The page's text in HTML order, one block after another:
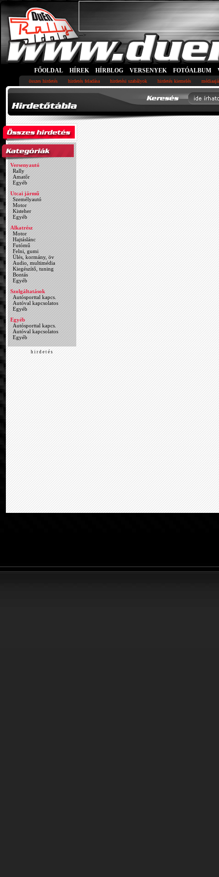
-->
FŐOLDAL HÍREK HÍRBLOG VERSENYEK FOTÓALBUM
összes hirdetés hirdetés feladása hirdetési szabályok hirdetés kiemelés
Versenyautó
Rally
Amatőr
Egyéb
Utcai jármű
Személyautó
Motor
Kisteher
Egyéb
Alkatrész
Motor
Hajtáslánc
Futómű
Felni, gumi
Ülés, kormány, öv
Audio, multimédia
Kiegészítő, tuning
Bontás
Egyéb
Szolgáltatások
Autósporttal kapcs.
Autóval kapcsolatos
Egyéb
Egyéb
Autósporttal kapcs.
Autóval kapcsolatos
Egyéb
h i r d e t é s